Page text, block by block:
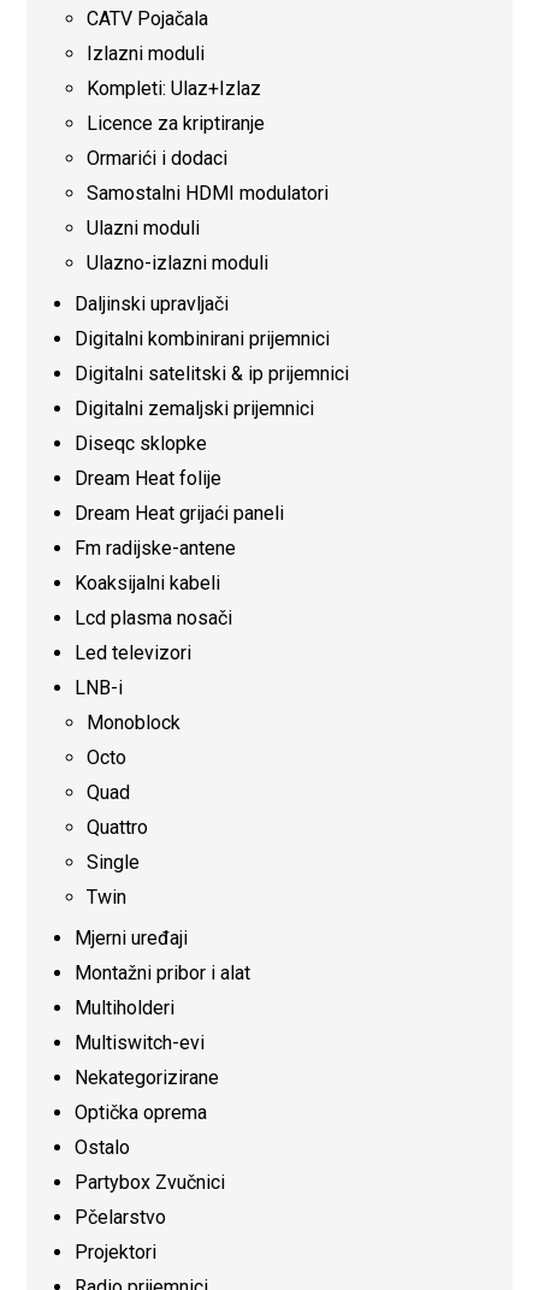
CATV Pojačala
Izlazni moduli
Kompleti: Ulaz+Izlaz
Licence za kriptiranje
Ormarići i dodaci
Samostalni HDMI modulatori
Ulazni moduli
Ulazno-izlazni moduli
Daljinski upravljači
Digitalni kombinirani prijemnici
Digitalni satelitski & ip prijemnici
Digitalni zemaljski prijemnici
Diseqc sklopke
Dream Heat folije
Dream Heat grijaći paneli
Fm radijske-antene
Koaksijalni kabeli
Lcd plasma nosači
Led televizori
LNB-i
Monoblock
Octo
Quad
Quattro
Single
Twin
Mjerni uređaji
Montažni pribor i alat
Multiholderi
Multiswitch-evi
Nekategorizirane
Optička oprema
Ostalo
Partybox Zvučnici
Pčelarstvo
Projektori